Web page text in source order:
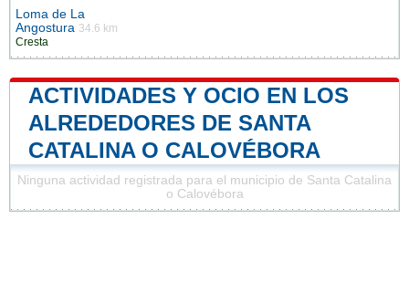
Loma de La
Angostura 34.6 km
Cresta
ACTIVIDADES Y OCIO EN LOS
ALREDEDORES DE SANTA
CATALINA O CALOVÉBORA
Ninguna actividad registrada para el municipio de Santa Catalina
o Calovébora